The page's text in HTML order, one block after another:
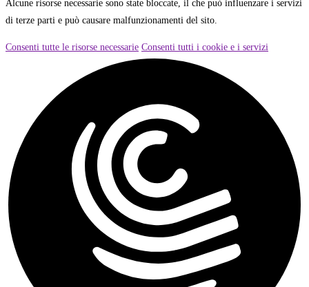
Alcune risorse necessarie sono state bloccate, il che può influenzare i servizi
di terze parti e può causare malfunzionamenti del sito.
Consenti tutte le risorse necessarie Consenti tutti i cookie e i servizi